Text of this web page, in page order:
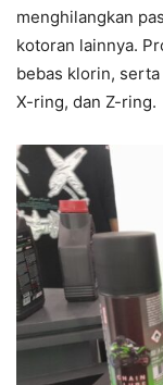
menghilangkan
kotoran lainnya.
bebas klorin,
X-ring, dan Z-ring.